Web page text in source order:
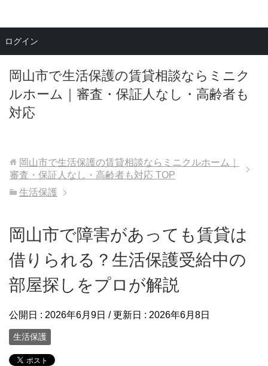
岡山市で生活保護の賃貸相談ならミニク
ルホーム｜審査・保証人なし・高齢者も
対応
メニュー
岡山市で生活保護の賃貸相談ならミニクルホーム｜
審査・保証人なし・高齢者も対応 TOP
生活保護
岡山市で障害があっても賃貸は
借りられる？生活保護受給中の
部屋探しをプロが解説
公開日 : 2026年6月9日 / 更新日 : 2026年6月8日
生活保護
ログイン